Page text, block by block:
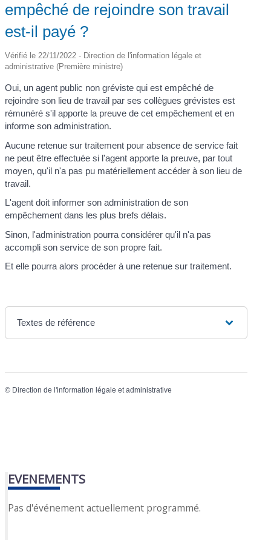
empêché de rejoindre son travail
est-il payé ?
Vérifié le 22/11/2022 - Direction de l'information légale et
administrative (Première ministre)
Oui, un agent public non gréviste qui est empêché de
rejoindre son lieu de travail par ses collègues grévistes est
rémunéré s'il apporte la preuve de cet empêchement et en
informe son administration.
Aucune retenue sur traitement pour absence de service fait
ne peut être effectuée si l'agent apporte la preuve, par tout
moyen, qu'il n'a pas pu matériellement accéder à son lieu de
travail.
L'agent doit informer son administration de son
empêchement dans les plus brefs délais.
Sinon, l'administration pourra considérer qu'il n'a pas
accompli son service de son propre fait.
Et elle pourra alors procéder à une retenue sur traitement.
Textes de référence
© Direction de l'information légale et administrative
EVENEMENTS
Pas d'événement actuellement programmé.